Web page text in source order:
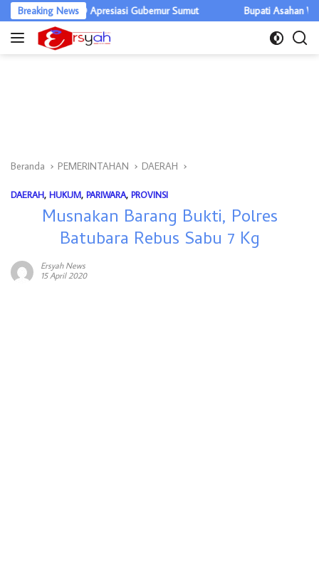
Langsung
ke
Breaking News
DPRD Apresiasi Gubernur Sumut Bupati Asahan Warning OPD,
Beranda PEMERINTAHAN DAERAH
DAERAH, HUKUM, PARIWARA, PROVINSI
Musnakan Barang Bukti, Polres
Batubara Rebus Sabu 7 Kg
Ersyah News
15 April 2020